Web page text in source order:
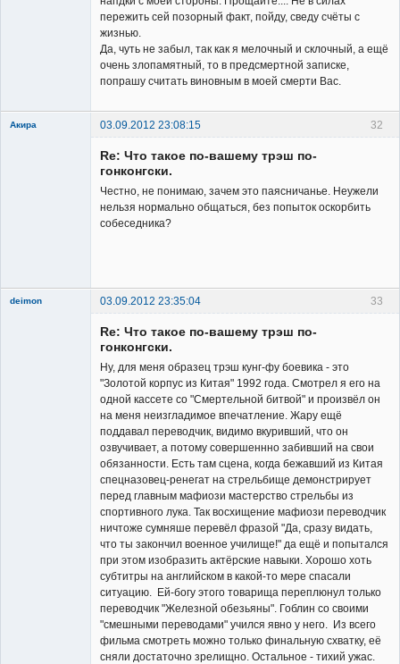
пережить сей позорный факт, пойду, сведу счёты с
жизнью.
Да, чуть не забыл, так как я мелочный и склочный, а ещё
очень злопамятный, то в предсмертной записке,
попрашу считать виновным в моей смерти Вас.
32
Акира 03.09.2012 23:08:15
Re: Что такое по-вашему трэш по-
гонконгски.
Честно, не понимаю, зачем это паясничанье. Неужели
нельзя нормально общаться, без попыток оскорбить
собеседника?
33
deimon
03.09.2012 23:35:04
Re: Что такое по-вашему трэш по-
гонконгски.
Ну, для меня образец трэш кунг-фу боевика - это
"Золотой корпус из Китая" 1992 года. Смотрел я его на
одной кассете со "Смертельной битвой" и произвёл он
на меня неизгладимое впечатление. Жару ещё
поддавал переводчик, видимо вкуривший, что он
озвучивает, а потому совершеннно забивший на свои
обязанности. Есть там сцена, когда бежавший из Китая
спецназовец-ренегат на стрельбище демонстрирует
перед главным мафиози мастерство стрельбы из
спортивного лука. Так восхищение мафиози переводчик
ничтоже сумняше перевёл фразой "Да, сразу видать,
что ты закончил военное училище!" да ещё и попытался
при этом изобразить актёрские навыки. Хорошо хоть
субтитры на английском в какой-то мере спасали
ситуацию. Ей-богу этого товарища переплюнул только
переводчик "Железной обезьяны". Гоблин со своими
"смешными переводами" учился явно у него. Из всего
фильма смотреть можно только финальную схватку, её
сняли достаточно зрелищно. Остальное - тихий ужас.